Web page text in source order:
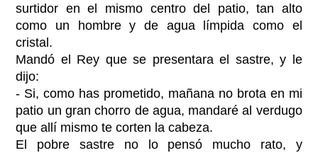
surtidor en el mismo centro del patio, tan alto
como un hombre y de agua límpida como el
cristal.
Mandó el Rey que se presentara el sastre, y le
dijo:
- Si, como has prometido, mañana no brota en mi
patio un gran chorro de agua, mandaré al verdugo
que allí mismo te corten la cabeza.
El pobre sastre no lo pensó mucho rato, y